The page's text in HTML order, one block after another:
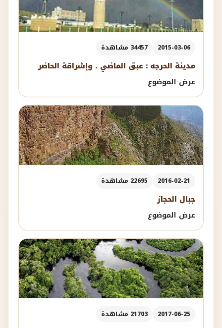
2015-03-06 34457 مشاهدة
مدينة الحرجه : عبق الماضي ، وإشراقة الحاضر
عرض الموضوع
2016-02-21 22695 مشاهدة
جبال الحجاز
عرض الموضوع
2017-06-25 21703 مشاهدة